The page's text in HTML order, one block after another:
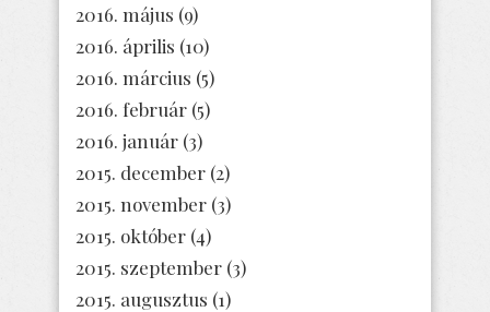
2016. május (9)
2016. április (10)
2016. március (5)
2016. február (5)
2016. január (3)
2015. december (2)
2015. november (3)
2015. október (4)
2015. szeptember (3)
2015. augusztus (1)